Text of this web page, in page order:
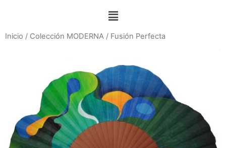
Inicio / Colección MODERNA / Fusión Perfecta